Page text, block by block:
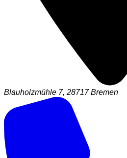
Blauholzmühle 7, 28717 Bremen